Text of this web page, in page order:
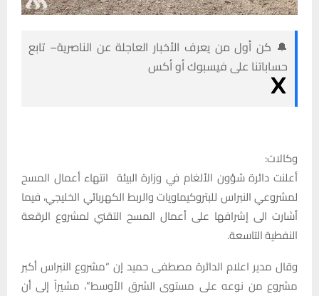
🔔 كن أول من يعرف الأخبار العاجلة عن الناصرية– تابع
حساباتنا على فيسبوك أو أكس
وكالات:
أعلنت دائرة شؤون الألغام في وزارة البيئة انتهاء أعمال المسح
لمشروعي النبراس للبتروكيماويات والربط الكهربائي الخليجي، فيما
أشارت الى إشرافها على أعمال المسح التقني لمشروع الرقعة
النفطية التاسعة.
وقال مدير اعلام الدائرة مصطفى حميد إن “مشروع النبراس أكبر
مشروع من نوعه على مستوى الشرق الأوسط”، مشيراً إلى أن